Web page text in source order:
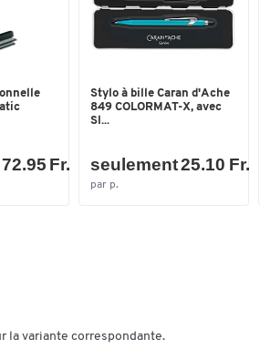
Fr.
Stylo à bille Caran d'Ache
849 COLORMAT-X, avec
Sl...
seulement 25.10 Fr.
par p.
la variante correspondante.